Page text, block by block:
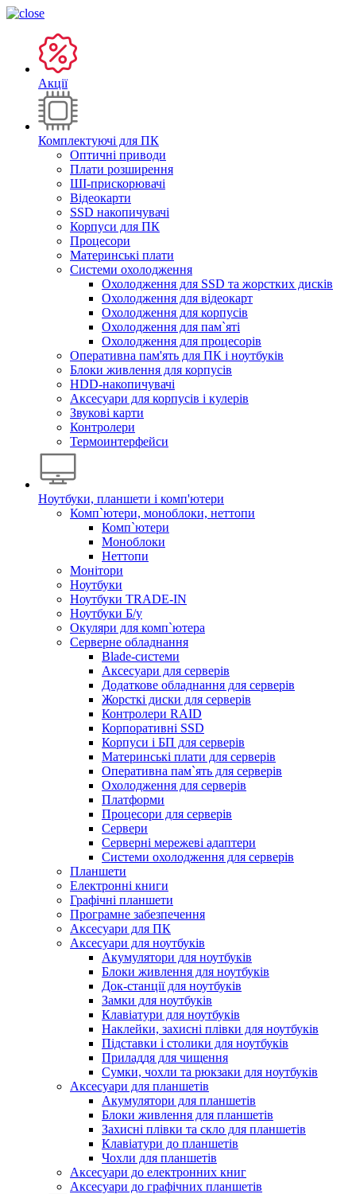
Акції
Комплектуючі для ПК
Оптичні приводи
Плати розширення
ШІ-прискорювачі
Відеокарти
SSD накопичувачі
Корпуси для ПК
Процесори
Материнські плати
Системи охолодження
Охолодження для SSD та жорстких дисків
Охолодження для відеокарт
Охолодження для корпусів
Охолодження для пам`яті
Охолодження для процесорів
Оперативна пам'ять для ПК і ноутбуків
Блоки живлення для корпусів
HDD-накопичувачі
Аксесуари для корпусів і кулерів
Звукові карти
Контролери
Термоинтерфейси
Ноутбуки, планшети і комп'ютери
Комп`ютери, моноблоки, неттопи
Комп`ютери
Моноблоки
Неттопи
Монітори
Ноутбуки
Ноутбуки TRADE-IN
Ноутбуки Б/у
Окуляри для комп`ютера
Серверне обладнання
Blade-системи
Аксесуари для серверів
Додаткове обладнання для серверів
Жорсткі диски для серверів
Контролери RAID
Корпоративні SSD
Корпуси і БП для серверів
Материнські плати для серверів
Оперативна пам`ять для серверів
Охолодження для серверів
Платформи
Процесори для серверів
Сервери
Серверні мережеві адаптери
Системи охолодження для серверів
Планшети
Електронні книги
Графічні планшети
Програмне забезпечення
Аксесуари для ПК
Аксесуари для ноутбуків
Акумулятори для ноутбуків
Блоки живлення для ноутбуків
Док-станції для ноутбуків
Замки для ноутбуків
Клавіатури для ноутбуків
Наклейки, захисні плівки для ноутбуків
Підставки і столики для ноутбуків
Приладдя для чищення
Сумки, чохли та рюкзаки для ноутбуків
Аксесуари для планшетів
Акумулятори для планшетів
Блоки живлення для планшетів
Захисні плівки та скло для планшетів
Клавіатури до планшетів
Чохли для планшетів
Аксесуари до електронних книг
Аксесуари дo графічних планшетів